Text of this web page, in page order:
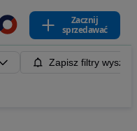
Zacznij
sprzedawać
Zapisz filtry